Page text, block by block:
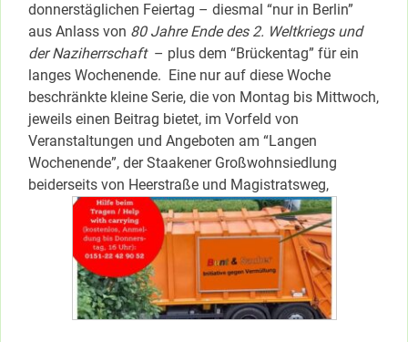
donnerstäglichen Feiertag – diesmal “nur in Berlin”
aus Anlass von 80 Jahre Ende des 2. Weltkriegs und
der Naziherrschaft– plus dem “Brückentag” für ein
langes Wochenende. Eine nur auf diese Woche
beschränkte kleine Serie, die von Montag bis Mittwoch,
jeweils einen Beitrag bietet, im Vorfeld von
Veranstaltungen und Angeboten am “Langen
Wochenende”, der Staakener Großwohnsiedlung
beiderseits von Heerstraße und Magistratsweg,